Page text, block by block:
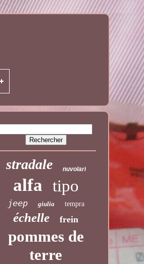
stradale nuvolari
alfa tipo
jeep giulia tempra
échelle frein
pommes de
terre